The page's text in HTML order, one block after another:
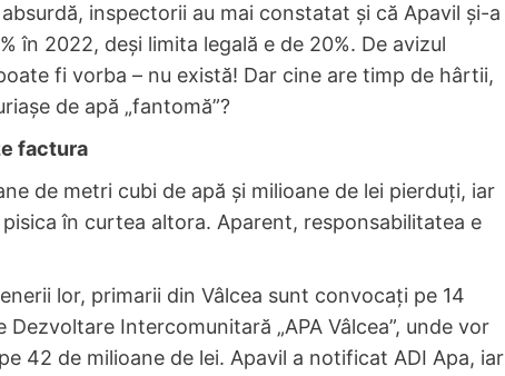
inspectorii au mai constatat și că Apavil și-a
în 2022, deși limita legală e de 20%. De avizul
fi vorba – nu există! Dar cine are timp de hârtii,
de apă „fantomă”?
factura
de metri cubi de apă și milioane de lei pierduți, iar
în curtea altora. Aparent, responsabilitatea e
lor, primarii din Vâlcea sunt convocați pe 14
Intercomunitară „APA Vâlcea”, unde vor
42 de milioane de lei. Apavil a notificat ADI Apa, iar